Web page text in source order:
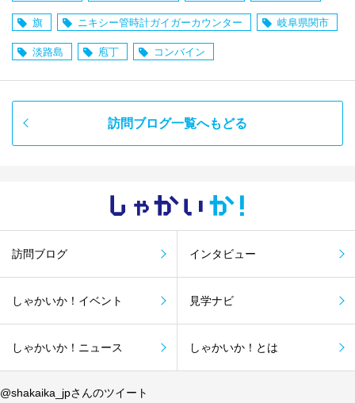
旗 ニキシー管時計ガイガーカウンター 岐阜県関市
淡路島 庖丁 コンバイン
訪問ブログ一覧へもどる
しゃかい か！
訪問ブログ インタビュー
しゃかいか！イベント 見学ナビ
しゃかいか！ニュース しゃかいか！とは
@shakaika_jpさんのツイート